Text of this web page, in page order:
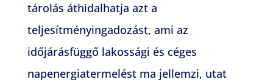
tárolás áthidalhatja azt a
teljesítményingadozást, ami az
időjárásfüggő lakossági és céges
napenergiatermelést ma jellemzi, utat